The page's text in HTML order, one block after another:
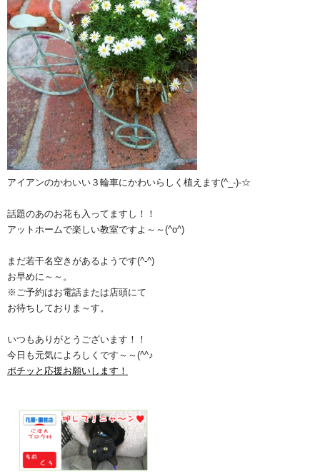
アイアンのかわいい３輪車にかわいらしく植えます(^_-)-☆
話題のあのお花も入ってますし！！
アットホームで楽しい教室ですよ～～(^o^)ゞ
まだ若干名空きがあるようです(^-^)
お早めに～～。
※ご予約はお電話または店頭にて
お待ちしておりま～す。
いつもありがとうございます！！
今日も元気によろしくです～～(^^♪
ポチッと応援お願いします！